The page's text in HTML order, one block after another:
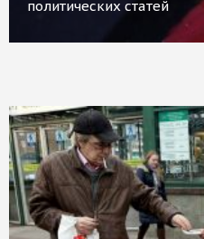
политических статей